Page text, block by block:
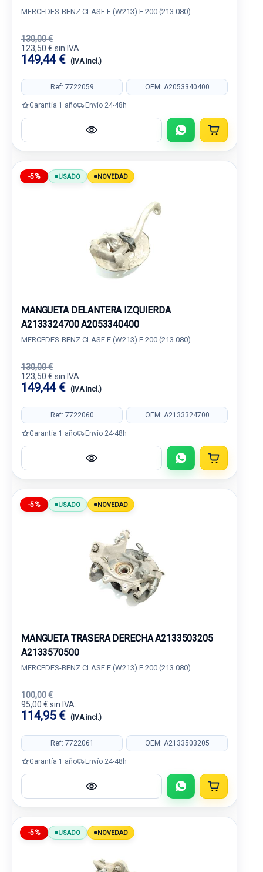
MERCEDES-BENZ CLASE E (W213) E 200 (213.080)
130,00 €
123,50 € sin IVA.
149,44 € (IVA incl.)
Ref: 7722059 OEM: A2053340400
Garantía 1 año Envío 24-48h
-5% USADO NOVEDAD
MANGUETA DELANTERA IZQUIERDA
A2133324700 A2053340400
MERCEDES-BENZ CLASE E (W213) E 200 (213.080)
130,00 €
123,50 € sin IVA.
149,44 € (IVA incl.)
Ref: 7722060 OEM: A2133324700
Garantía 1 año Envío 24-48h
-5% USADO NOVEDAD
MANGUETA TRASERA DERECHA A2133503205
A2133570500
MERCEDES-BENZ CLASE E (W213) E 200 (213.080)
100,00 €
95,00 € sin IVA.
114,95 € (IVA incl.)
Ref: 7722061 OEM: A2133503205
Garantía 1 año Envío 24-48h
-5% USADO NOVEDAD